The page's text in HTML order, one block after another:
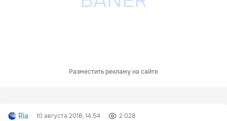
Разместить рекламу на сайте
Ria 10 августа 2018, 14:54 2 028